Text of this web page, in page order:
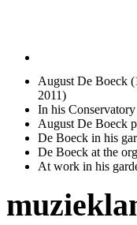
August De Boeck
2011)
In his
August De Boeck
De Boeck in his
De Boeck at the
At work in his